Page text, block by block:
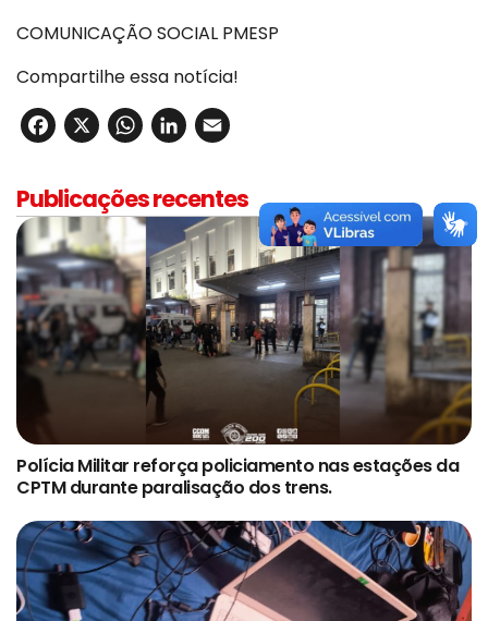
COMUNICAÇÃO SOCIAL PMESP
Compartilhe essa notícia!
Facebook
X WhatsApp
LinkedIn
Publicações recentes
Polícia Militar reforça policiamento nas estações da
CPTM durante paralisação dos trens.